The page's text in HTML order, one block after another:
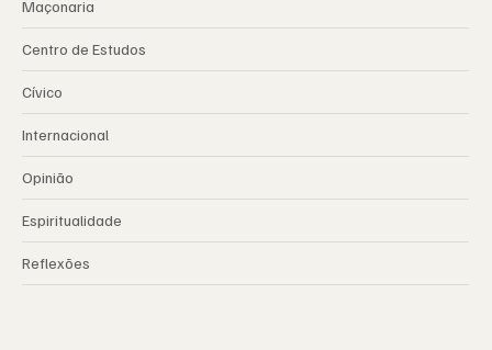
Maçonaria
Centro de Estudos
Cívico
Internacional
Opinião
Espiritualidade
Reflexões